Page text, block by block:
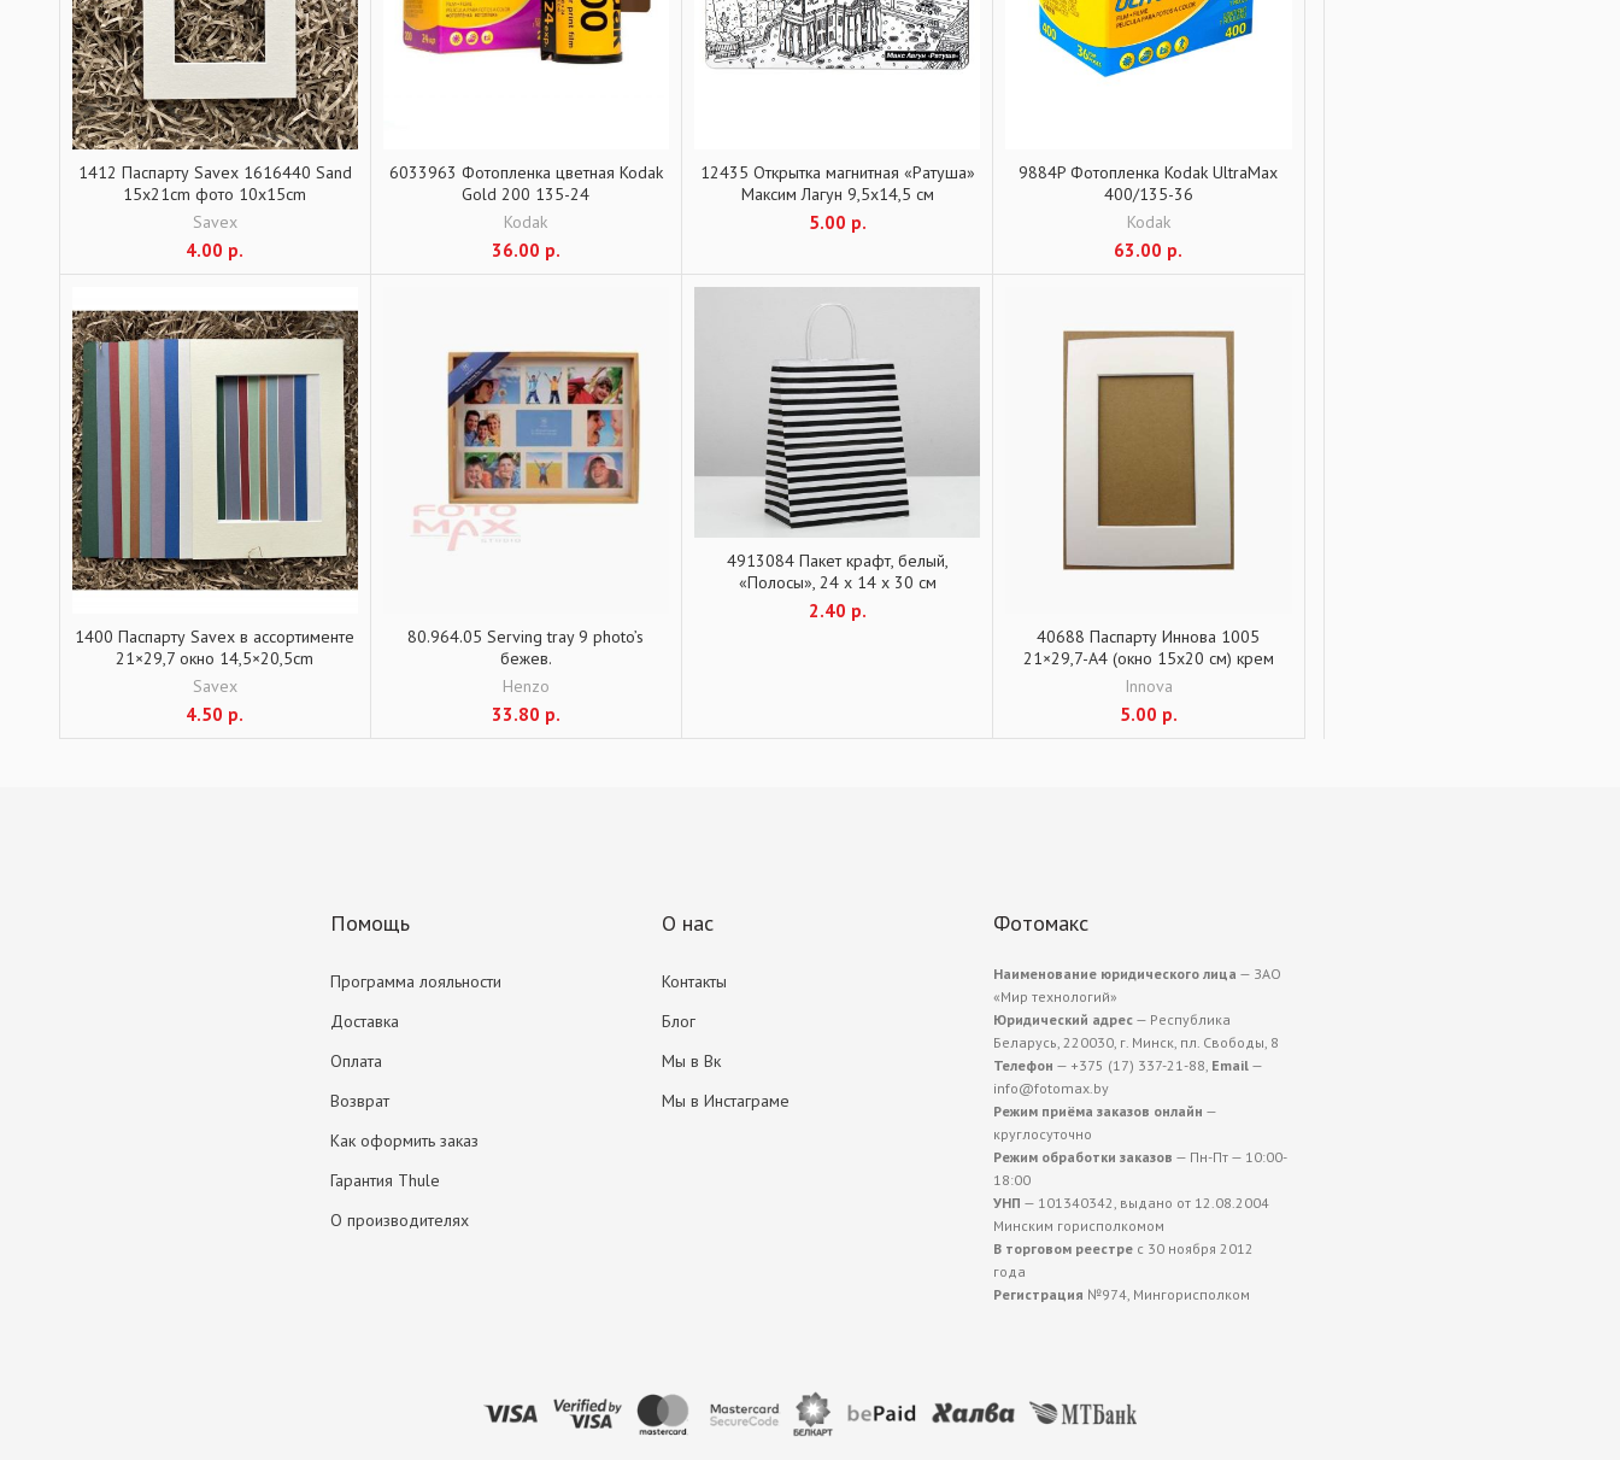
1412 Паспарту Savex 1616440 Sand
15x21cm фото 10x15cm
Savex
4.00 р.
6033963 Фотопленка цветная Kodak
Gold 200 135-24
Kodak
36.00 р.
12435 Открытка магнитная «Ратуша»
Максим Лагун 9,5х14,5 см
5.00 р.
9884P Фотопленка Kodak UltraMax
400/135-36
Kodak
63.00 р.
1400 Паспарту Savex в ассортименте
21×29,7 окно 14,5×20,5cm
Savex
4.50 р.
80.964.05 Serving tray 9 photo’s
бежев.
Henzo
33.80 р.
4913084 Пакет крафт, белый,
«Полосы», 24 х 14 х 30 см
2.40 р.
40688 Паспарту Иннова 1005
21×29,7-А4 (окно 15х20 см) крем
Innova
5.00 р.
Помощь
Программа лояльности
Доставка
Оплата
Возврат
Как оформить заказ
Гарантия Thule
О производителях
О нас
Контакты
Блог
Мы в Вк
Мы в Инстаграме
Фотомакс
Наименование юридического лица — ЗАО
«Мир технологий»
Юридический адрес — Республика
Беларусь, 220030, г. Минск, пл. Свободы, 8
Телефон — +375 (17) 337-21-88, Email —
info@fotomax.by
Режим приёма заказов онлайн —
круглосуточно
Режим обработки заказов — Пн-Пт — 10:00-
18:00
УНП — 101340342, выдано от 12.08.2004
Минским горисполкомом
В торговом реестре с 30 ноября 2012
года
Регистрация №974, Мингорисполком